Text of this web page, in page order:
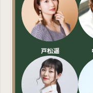
戸松遥